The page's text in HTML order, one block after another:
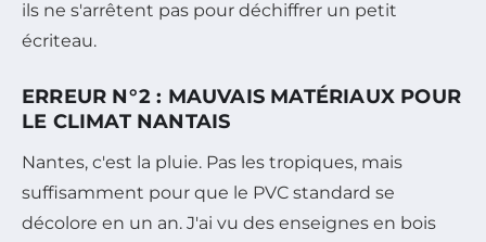
ils ne s'arrêtent pas pour déchiffrer un petit
écriteau.
ERREUR N°2 : MAUVAIS MATÉRIAUX POUR
LE CLIMAT NANTAIS
Nantes, c'est la pluie. Pas les tropiques, mais
suffisamment pour que le PVC standard se
décolore en un an. J'ai vu des enseignes en bois